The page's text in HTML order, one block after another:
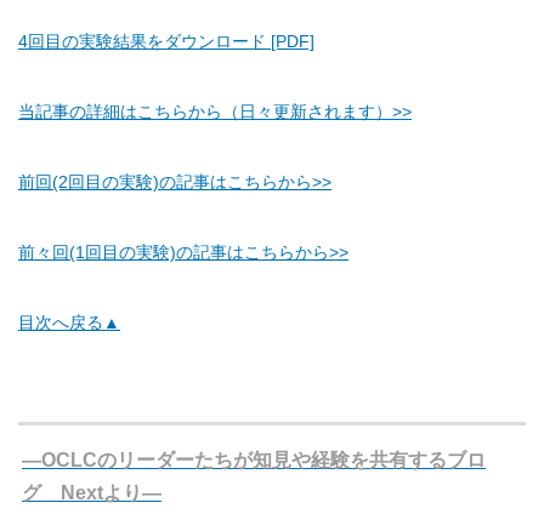
4回目の実験結果をダウンロード [PDF]
当記事の詳細はこちらから（日々更新されます）>>
前回(2回目の実験)の記事はこちらから>>
前々回(1回目の実験)の記事はこちらから>>
目次へ戻る▲
―OCLCのリーダーたちが知見や経験を共有するブロ
グ Nextより―